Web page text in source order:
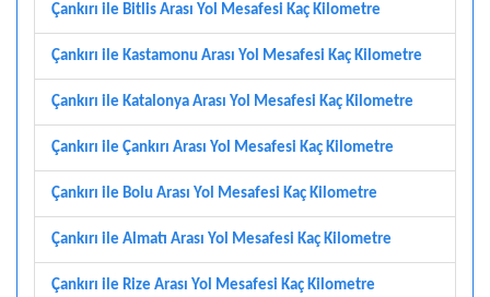
Çankırı ile Bitlis Arası Yol Mesafesi Kaç Kilometre
Çankırı ile Kastamonu Arası Yol Mesafesi Kaç Kilometre
Çankırı ile Katalonya Arası Yol Mesafesi Kaç Kilometre
Çankırı ile Çankırı Arası Yol Mesafesi Kaç Kilometre
Çankırı ile Bolu Arası Yol Mesafesi Kaç Kilometre
Çankırı ile Almatı Arası Yol Mesafesi Kaç Kilometre
Çankırı ile Rize Arası Yol Mesafesi Kaç Kilometre